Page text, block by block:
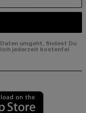
umgeht, findest Du
jederzeit kostenfei